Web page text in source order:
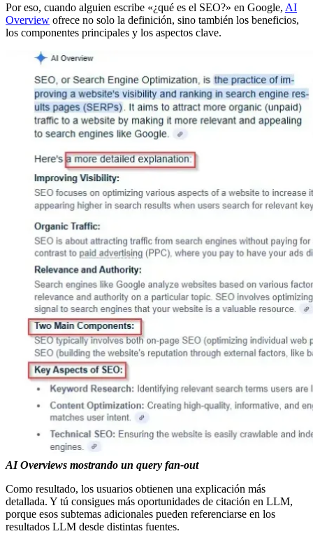
Por eso, cuando alguien escribe «¿qué es el SEO?» en Google, AI
Overview ofrece no solo la definición, sino también los beneficios,
los componentes principales y los aspectos clave.
AI Overviews mostrando un query fan-out
Como resultado, los usuarios obtienen una explicación más
detallada. Y tú consigues más oportunidades de citación en LLM,
porque esos subtemas adicionales pueden referenciarse en los
resultados LLM desde distintas fuentes.